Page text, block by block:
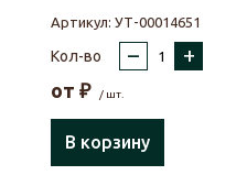
Артикул: УТ-00014651
Кол-во – +
от ₽ / шт.
В корзину